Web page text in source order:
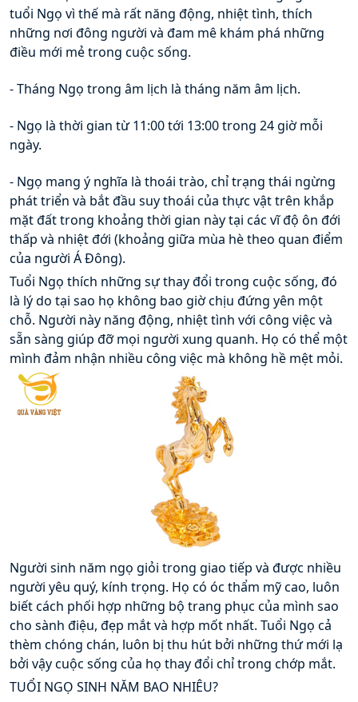
tuổi Ngọ vì thế mà rất năng động, nhiệt tình, thích
những nơi đông người và đam mê khám phá những
điều mới mẻ trong cuộc sống.
- Tháng Ngọ trong âm lịch là tháng năm âm lịch.
- Ngọ là thời gian từ 11:00 tới 13:00 trong 24 giờ mỗi
ngày.
- Ngọ mang ý nghĩa là thoái trào, chỉ trạng thái ngừng
phát triển và bắt đầu suy thoái của thực vật trên khắp
mặt đất trong khoảng thời gian này tại các vĩ độ ôn đới
thấp và nhiệt đới (khoảng giữa mùa hè theo quan điểm
của người Á Đông).
Tuổi Ngọ thích những sự thay đổi trong cuộc sống, đó
là lý do tại sao họ không bao giờ chịu đứng yên một
chỗ. Người này năng động, nhiệt tình với công việc và
sẵn sàng giúp đỡ mọi người xung quanh. Họ có thể một
mình đảm nhận nhiều công việc mà không hề mệt mỏi.
Người sinh năm ngọ giỏi trong giao tiếp và được nhiều
người yêu quý, kính trọng. Họ có óc thẩm mỹ cao, luôn
biết cách phối hợp những bộ trang phục của mình sao
cho sành điệu, đẹp mắt và hợp mốt nhất. Tuổi Ngọ cả
thèm chóng chán, luôn bị thu hút bởi những thứ mới lạ
bởi vậy cuộc sống của họ thay đổi chỉ trong chớp mắt.
TUỔI NGỌ SINH NĂM BAO NHIÊU?